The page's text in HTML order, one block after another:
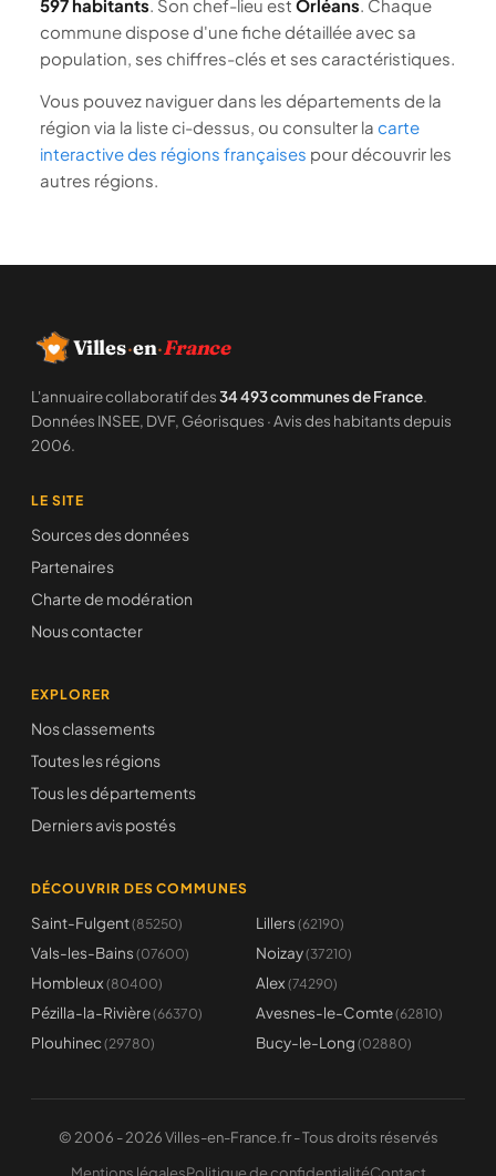
597 habitants. Son chef-lieu est Orléans. Chaque
commune dispose d'une fiche détaillée avec sa
population, ses chiffres-clés et ses caractéristiques.
Vous pouvez naviguer dans les départements de la
région via la liste ci-dessus, ou consulter la carte
interactive des régions françaises pour découvrir les
autres régions.
Villes·en·France
L'annuaire collaboratif des34 493 communes de France.
Données INSEE, DVF, Géorisques · Avis des habitants depuis
2006.
LE SITE
Sources des données
Partenaires
Charte de modération
Nous contacter
EXPLORER
Nos classements
Toutes les régions
Tous les départements
Derniers avis postés
DÉCOUVRIR DES COMMUNES
Saint-Fulgent(85250) Lillers (62190)
Vals-les-Bains (07600) Noizay(37210)
Hombleux (80400) Alex (74290)
Pézilla-la-Rivière(66370) Avesnes-le-Comte(62810)
Plouhinec (29780) Bucy-le-Long (02880)
© 2006 - 2026 Villes-en-France.fr - Tous droits réservés